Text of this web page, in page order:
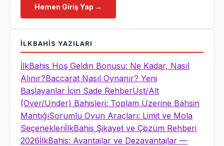
Hemen Giriş Yap →
İLKBAHIS YAZILARI
İlkBahis Hoş Geldin Bonusu: Ne Kadar, Nasıl
Alınır?Baccarat Nasıl Oynanır? Yeni
Başlayanlar İçin Sade RehberÜst/Alt
(Over/Under) Bahisleri: Toplam Üzerine Bahsin
MantığıSorumlu Oyun Araçları: Limit ve Mola
SeçenekleriİlkBahis Şikayet ve Çözüm Rehberi
2026İlkBahis: Avantajlar ve Dezavantajlar —